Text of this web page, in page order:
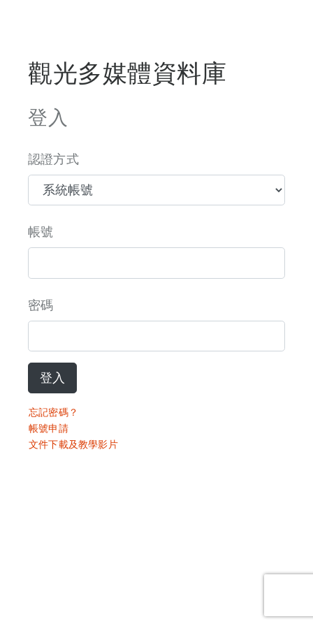
觀光多媒體資料庫
登入
認證方式
帳號
密碼
登入
忘記密碼？
帳號申請
文件下載及教學影片